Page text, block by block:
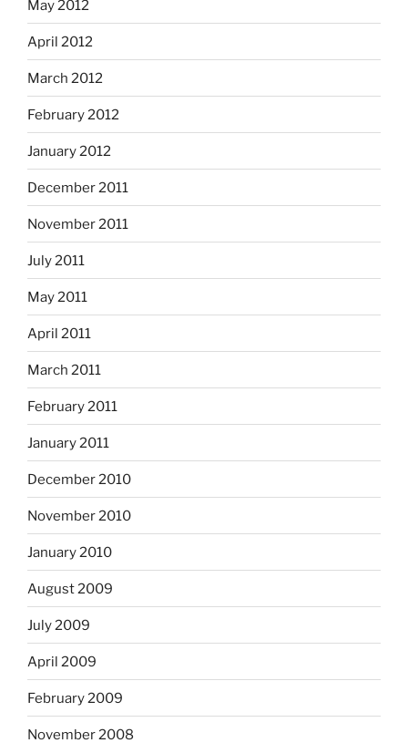
May 2012
April 2012
March 2012
February 2012
January 2012
December 2011
November 2011
July 2011
May 2011
April 2011
March 2011
February 2011
January 2011
December 2010
November 2010
January 2010
August 2009
July 2009
April 2009
February 2009
November 2008